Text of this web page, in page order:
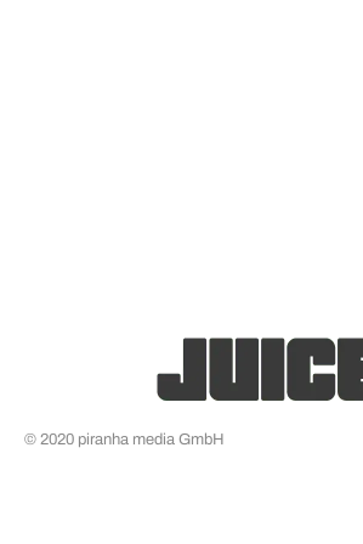
© 2020 piranha media GmbH